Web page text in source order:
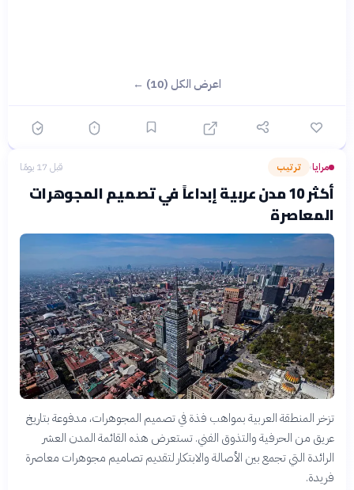
اعرض الكل (10) ←
مرايا› ترتيب قبل 17 يومًا
أكثر 10 مدن عربية إبداعاً في تصميم المجوهرات
المعاصرة
تزخر المنطقة العربية بمواهب فذة في تصميم المجوهرات، مدفوعة بتاريخ
عريق من الحرفية والتذوق الفني. تستعرض هذه القائمة المدن العشر
الرائدة التي تجمع بين الأصالة والابتكار لتقديم تصاميم مجوهرات معاصرة
فريدة.